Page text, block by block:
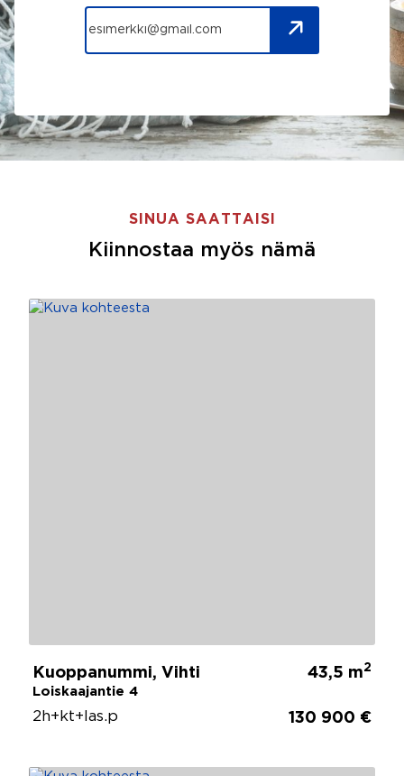
SINUA SAATTAISI
Kiinnostaa myös nämä
Kuoppanummi, Vihti
Loiskaajantie 4
43,5 m2
2h+kt+las.p 130 900 €